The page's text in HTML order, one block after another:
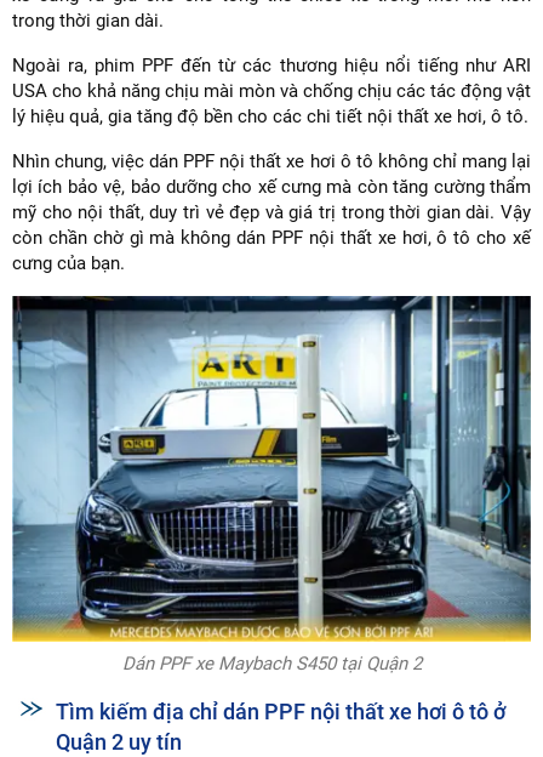
trong thời gian dài.
Ngoài ra, phim PPF đến từ các thương hiệu nổi tiếng như ARI
USA cho khả năng chịu mài mòn và chống chịu các tác động vật
lý hiệu quả, gia tăng độ bền cho các chi tiết nội thất xe hơi, ô tô.
Nhìn chung, việc dán PPF nội thất xe hơi ô tô không chỉ mang lại
lợi ích bảo vệ, bảo dưỡng cho xế cưng mà còn tăng cường thẩm
mỹ cho nội thất, duy trì vẻ đẹp và giá trị trong thời gian dài. Vậy
còn chần chờ gì mà không dán PPF nội thất xe hơi, ô tô cho xế
cưng của bạn.
Dán PPF xe Maybach S450 tại Quận 2
Tìm kiếm địa chỉ dán PPF nội thất xe hơi ô tô ở
Quận 2 uy tín